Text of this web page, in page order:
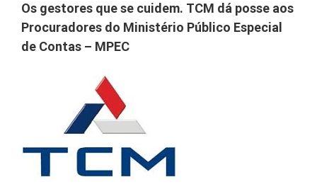
Os gestores que se cuidem. TCM dá posse aos
Procuradores do Ministério Público Especial
de Contas – MPEC